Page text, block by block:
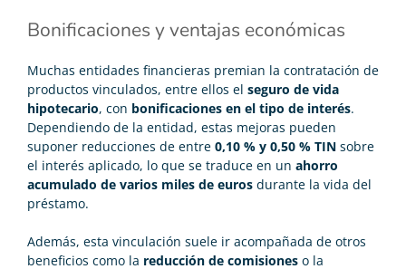
Bonificaciones y ventajas económicas
Muchas entidades financieras premian la contratación de
productos vinculados, entre ellos el seguro de vida
hipotecario, con bonificaciones en el tipo de interés.
Dependiendo de la entidad, estas mejoras pueden
suponer reducciones de entre 0,10 % y 0,50 % TIN sobre
el interés aplicado, lo que se traduce en un ahorro
acumulado de varios miles de euros durante la vida del
préstamo.
Además, esta vinculación suele ir acompañada de otros
beneficios como la reducción de comisiones o la